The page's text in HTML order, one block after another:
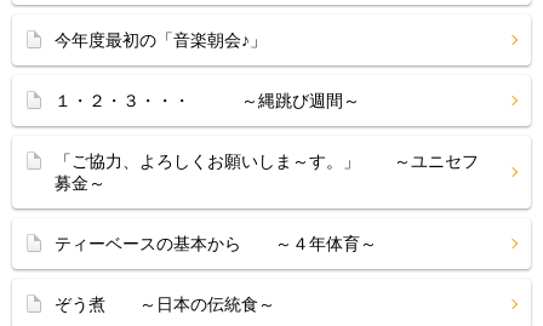
今年度最初の「音楽朝会♪」
１・２・３・・・ ～縄跳び週間～
「ご協力、よろしくお願いしま～す。」 ～ユニセフ
募金～
ティーベースの基本から ～４年体育～
ぞう煮 ～日本の伝統食～